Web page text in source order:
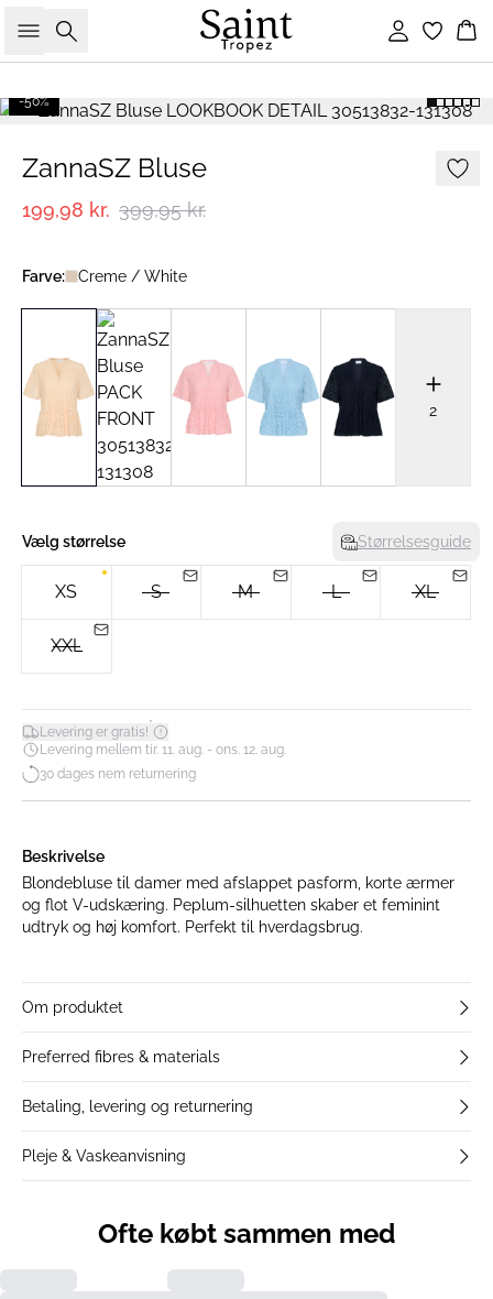
Søg Log ind
-50%
ZannaSZ Bluse
199,98 kr. 399,95 kr.
Farve: Creme / White
2
Vælg størrelse Størrelsesguide
XS S M L XL
XXL
Levering er gratis!*
Levering mellem tir. 11. aug. - ons. 12. aug.
30 dages nem returnering
Beskrivelse
Blondebluse til damer med afslappet pasform, korte ærmer
og flot V-udskæring. Peplum-silhuetten skaber et feminint
udtryk og høj komfort. Perfekt til hverdagsbrug.
Om produktet
Preferred fibres & materials
Betaling, levering og returnering
Pleje & Vaskeanvisning
Ofte købt sammen med